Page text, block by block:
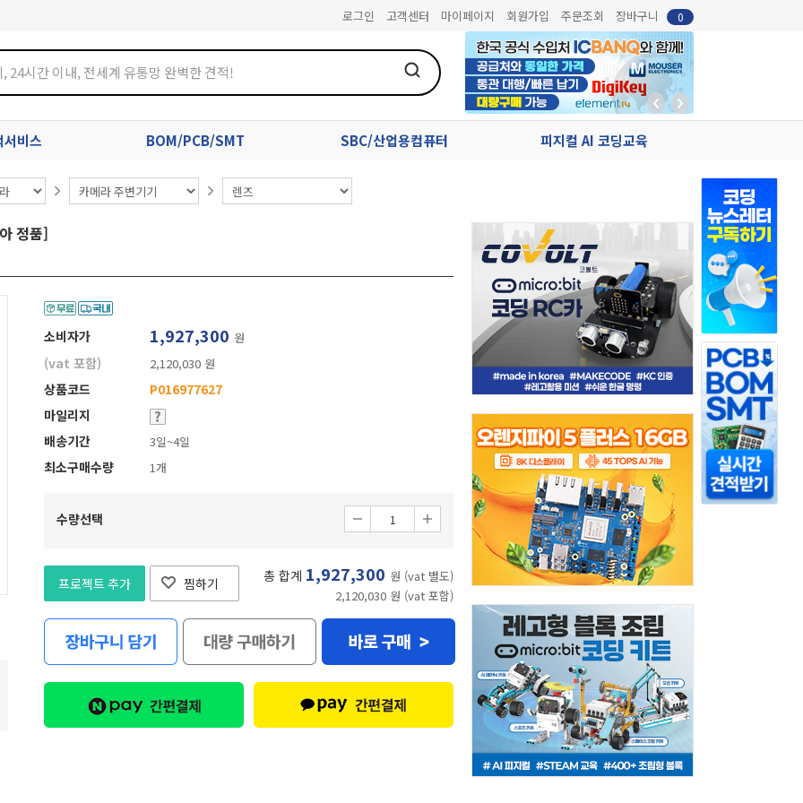
로그인 고객센터 마이페이지 회원가입 주문조회 장바구니 0
비스 BOM/PCB/SMT SBC/산업용컴퓨터 피지컬 AI 코딩교육
정품]
소비자가 1,927,300 원
(vat 포함) 2,120,030 원
상품코드
P016977627
마일리지
배송기간
3일~4일
최소구매수량 1개
수량선택
프로젝트 추가 찜하기 총 합계 1,927,300 원 (vat 별도)
2,120,030 원 (vat 포함)